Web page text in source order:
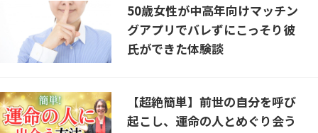
50歳女性が中高年向けマッチン
グアプリでバレずにこっそり彼
氏ができた体験談
【超絶簡単】前世の自分を呼び
起こし、運命の人とめぐり会う